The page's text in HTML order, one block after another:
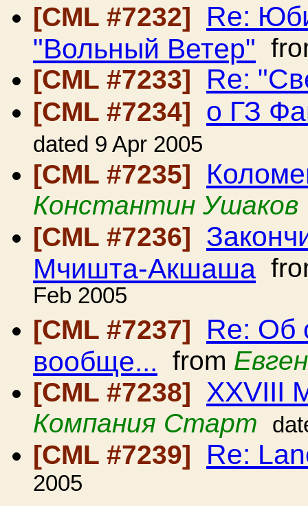
[CML #7232] Re:
"Вольный Ветер"
[CML #7233]
Re:
[CML #7234] о ГЗ
dated 9 Apr 2005
[CML #7235]
Константин Ушаков
[CML #7236]
Мчишта-Акшаша
Feb 2005
[CML #7237]
Re: Об
вообще... from
[CML #7238]
XXVIII
Компания Старт
[CML #7239] Re:
2005